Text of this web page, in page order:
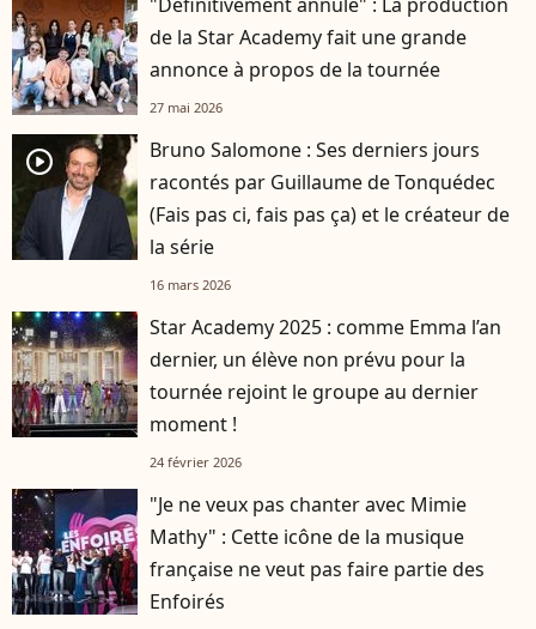
de la Star Academy fait une grande
annonce à propos de la tournée
27 mai 2026
player2
Bruno Salomone : Ses derniers jours
racontés par Guillaume de Tonquédec
(Fais pas ci, fais pas ça) et le créateur de
la série
16 mars 2026
Star Academy 2025 : comme Emma l’an
dernier, un élève non prévu pour la
tournée rejoint le groupe au dernier
moment !
24 février 2026
"Je ne veux pas chanter avec Mimie
Mathy" : Cette icône de la musique
française ne veut pas faire partie des
Enfoirés